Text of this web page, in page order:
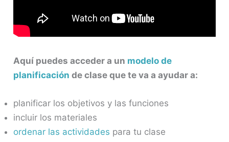
Aquí puedes acceder a un modelo de
planificación de clase que te va a ayudar a:
planificar los objetivos y las funciones
incluir los materiales
ordenar las actividades para tu clase